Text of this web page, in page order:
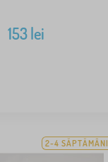
153lei
2-4 SĂPTĂMÂNI